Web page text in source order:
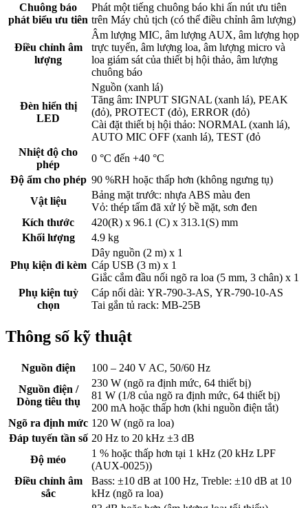
Chuông báo
phát biểu ưu tiên
Phát một tiếng chuông báo khi ấn nút ưu tiên
trên Máy chủ tịch (có thể điều chỉnh âm lượng)
Điều chỉnh âm
lượng
Âm lượng MIC, âm lượng AUX, âm lượng họp
trực tuyến, âm lượng loa, âm lượng micro và
loa giám sát của thiết bị hội thảo, âm lượng
chuông báo
Đèn hiển thị
LED
Nguồn (xanh lá)
Tăng âm: INPUT SIGNAL (xanh lá), PEAK
(đỏ), PROTECT (đỏ), ERROR (đỏ)
Cài đặt thiết bị hội thảo: NORMAL (xanh lá),
AUTO MIC OFF (xanh lá), TEST (đỏ
Nhiệt độ cho
phép
0 °C đến +40 °C
Độ ẩm cho phép 90 %RH hoặc thấp hơn (không ngưng tụ)
Vật liệu
Bảng mặt trước: nhựa ABS màu đen
Vỏ: thép tấm đã xử lý bề mặt, sơn đen
Kích thước
420(R) x 96.1 (C) x 313.1(S) mm
Khối lượng
4.9 kg
Phụ kiện đi kèm
Dây nguồn (2 m) x 1
Cáp USB (3 m) x 1
Giắc cắm đầu nối ngõ ra loa (5 mm, 3 chân) x 1
Phụ kiện tuỳ
chọn
Cáp nối dài: YR-790-3-AS, YR-790-10-AS
Tai gắn tủ rack: MB-25B
Thông số kỹ thuật
Nguồn điện
100 – 240 V AC, 50/60 Hz
Nguồn điện /
Dòng tiêu thụ
230 W (ngõ ra định mức, 64 thiết bị)
81 W (1/8 của ngõ ra định mức, 64 thiết bị)
200 mA hoặc thấp hơn (khi nguồn điện tắt)
Ngõ ra định mức 120 W (ngõ ra loa)
Đáp tuyến tần số 20 Hz to 20 kHz ±3 dB
Độ méo
1 % hoặc thấp hơn tại 1 kHz (20 kHz LPF
(AUX-0025))
Điều chỉnh âm
sắc
Bass: ±10 dB at 100 Hz, Treble: ±10 dB at 10
kHz (ngõ ra loa)